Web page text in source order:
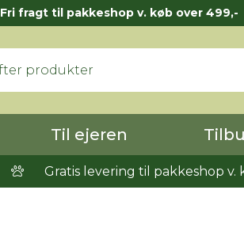
Fri fragt til pakkeshop v. køb over 499,-
Til ejeren
Gratis levering til pakkeshop v.